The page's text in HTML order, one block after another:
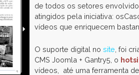
de todos os setores
atingidos pela iniciativa:
vídeos que enriquecem
O suporte digital no site , foi
CMS Joomla + Gantry5, o
vídeos, até uma ferramenta